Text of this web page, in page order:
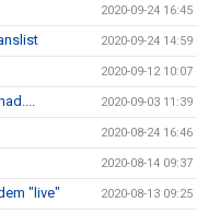
2020-09-24 16:45
2020-09-24 14:59
2020-09-12 10:07
2020-09-03 11:39
2020-08-24 16:46
2020-08-14 09:37
"live" 2020-08-13 09:25